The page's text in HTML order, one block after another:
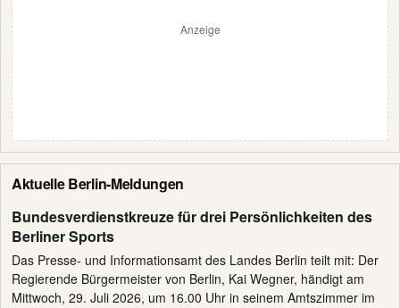
Anzeige
Aktuelle Berlin-Meldungen
Bundesverdienstkreuze für drei Persönlichkeiten des
Berliner Sports
Das Presse- und Informationsamt des Landes Berlin teilt mit: Der
Regierende Bürgermeister von Berlin, Kai Wegner, händigt am
Mittwoch, 29. Juli 2026, um 16.00 Uhr in seinem Amtszimmer im